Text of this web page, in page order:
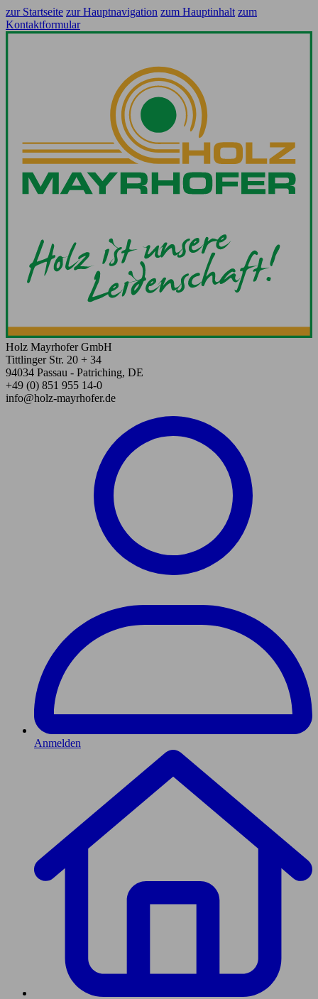
zur Startseite zur Hauptnavigation zum Hauptinhalt zum
Kontaktformular
Holz Mayrhofer GmbH
Tittlinger Str. 20 + 34
94034 Passau - Patriching, DE
+49 (0) 851 955 14-0
info@holz-mayrhofer.de
Anmelden